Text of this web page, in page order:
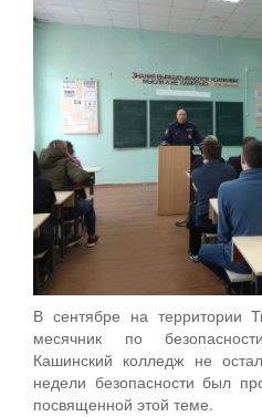
В сентябре на территории
месячник по
Кашинский колледж не
недели безопасности был
посвященной этой теме.